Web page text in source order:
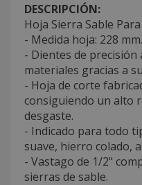
DESCRIPCIÓN:
Hoja Sierra Sable
- Medida hoja: 228 mm.
- Dientes de
materiales gracias a
- Hoja de corte
consiguiendo un alto
desgaste.
- Indicado para todo
suave, hierro colado,
- Vastago de 1/2"
sierras de sable.